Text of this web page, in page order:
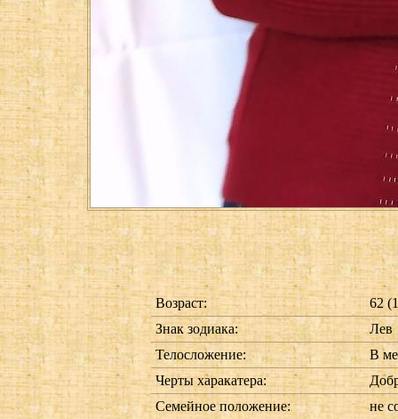
Возраст:
62
Знак зодиака:
Лев
Телосложение:
В
Черты харакатера:
Семейное положение:
не